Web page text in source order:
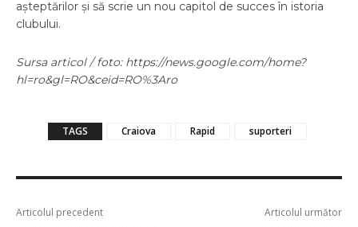
așteptărilor și să scrie un nou capitol de succes în istoria
clubului.
Sursa articol / foto: https://news.google.com/home?
hl=ro&gl=RO&ceid=RO%3Aro
TAGS Craiova Rapid suporteri
Articolul precedent Articolul următor